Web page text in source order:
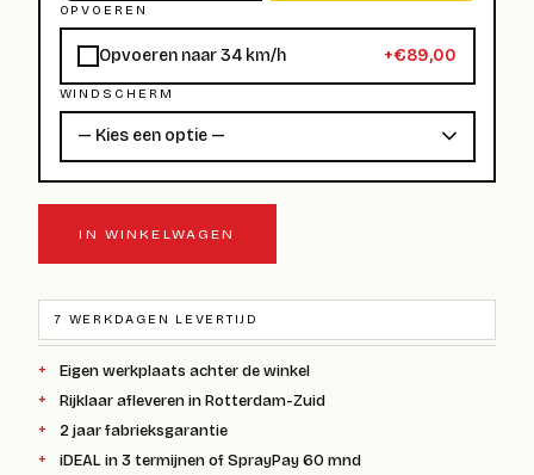
OPVOEREN
Opvoeren naar 34 km/h +€89,00
WINDSCHERM
IN WINKELWAGEN
7 WERKDAGEN LEVERTIJD
Eigen werkplaats achter de winkel
Rijklaar afleveren in Rotterdam-Zuid
2 jaar fabrieksgarantie
iDEAL in 3 termijnen of SprayPay 60 mnd